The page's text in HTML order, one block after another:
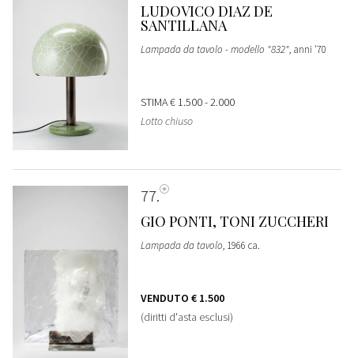
LUDOVICO DIAZ DE
SANTILLANA
Lampada da tavolo - modello "832", anni '70
STIMA€ 1.500 - 2.000
Lotto chiuso
77
GIO PONTI, TONI ZUCCHERI
Lampada da tavolo, 1966 ca.
VENDUTO € 1.500
(diritti d'asta esclusi)